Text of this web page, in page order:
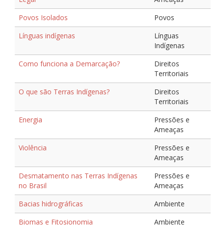
Povos Isolados
Povos
Línguas indígenas
Línguas
Indígenas
Como funciona a Demarcação?
Direitos
Territoriais
O que são Terras Indígenas?
Direitos
Territoriais
Energia
Pressões e
Ameaças
Violência
Pressões e
Ameaças
Desmatamento nas Terras Indígenas
no Brasil
Pressões e
Ameaças
Bacias hidrográficas
Ambiente
Biomas e Fitosionomia
Ambiente